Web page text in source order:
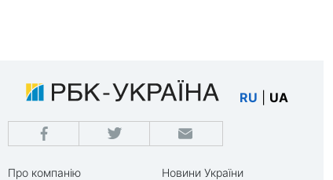
RU UA
Про компанію
Новини України